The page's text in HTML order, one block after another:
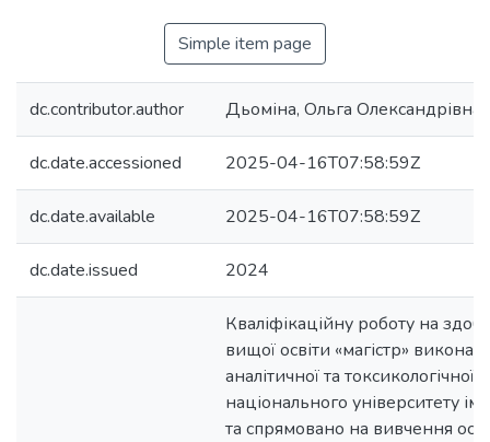
Simple item page
dc.contributor.author Дьоміна, Ольга Олександрівна
dc.date.accessioned 2025-04-16T07:58:59Z
dc.date.available 2025-04-16T07:58:59Z
dc.date.issued 2024
Кваліфікаційну роботу на
вищої освіти «магістр»
аналітичної та токсикологічної
національного університету
та спрямовано на вивчення